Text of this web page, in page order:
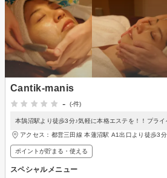
Cantik-manis
-
(-件)
本鵠沼駅より徒歩3分♪気軽に本格エステを！！プラ
アクセス：都営三田線 本蓮沼駅 A1出口より徒歩3分
ポイントが貯まる・使える
スペシャルメニュー